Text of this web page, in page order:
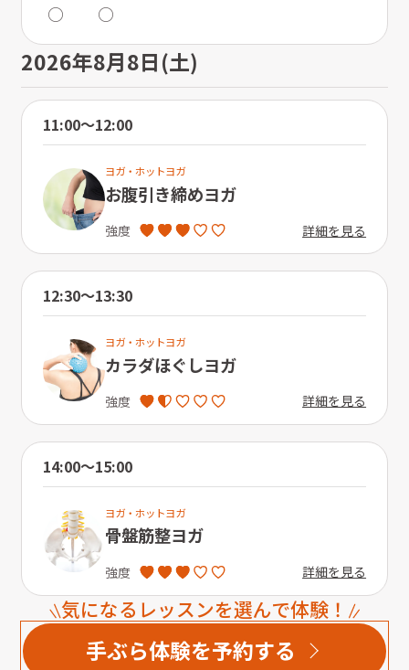
〇 〇
2026年8月8日(土)
11:00〜12:00
ヨガ・ホットヨガ
お腹引き締めヨガ
強度 詳細を見る
12:30〜13:30
ヨガ・ホットヨガ
カラダほぐしヨガ
強度 詳細を見る
14:00〜15:00
ヨガ・ホットヨガ
骨盤筋整ヨガ
強度 詳細を見る
気になるレッスンを選んで体験！
手ぶら体験を予約する